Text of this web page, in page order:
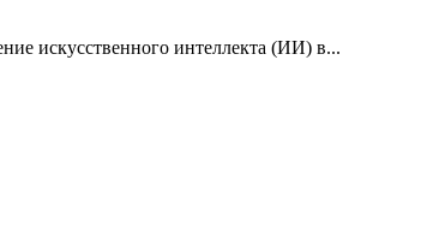
искусственного интеллекта (ИИ) в...